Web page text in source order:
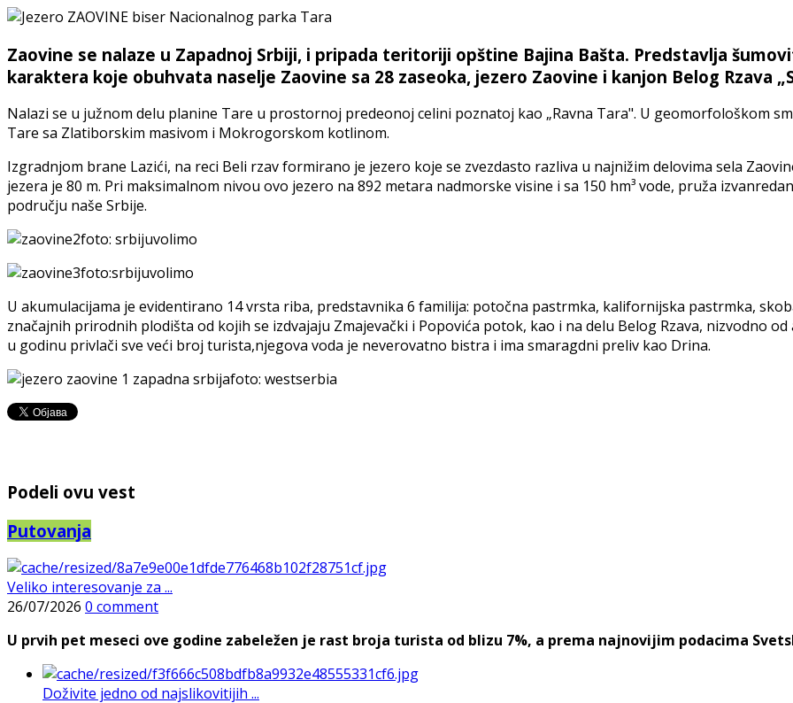
Zaovine se nalaze u Zapadnoj Srbiji, i pripada teritoriji opštine Bajina Bašta. Predstavlja
karaktera koje obuhvata naselje Zaovine sa 28 zaseoka, jezero Zaovine i kanjon Belog Rzava
Nalazi se u južnom delu planine Tare u prostornoj predeonoj celini poznatoj kao „Ravna Tara". U geomorfološkom
Tare sa Zlatiborskim masivom i Mokrogorskom kotlinom.
Izgradnjom brane Lazići, na reci Beli rzav formirano je jezero koje se zvezdasto razliva u najnižim delovima sela
jezera je 80 m. Pri maksimalnom nivou ovo jezero na 892 metara nadmorske visine i sa 150 hm³ vode, pruža
području naše Srbije.
foto: srbijuvolimo
foto:srbijuvolimo
U akumulacijama je evidentirano 14 vrsta riba, predstavnika 6 familija: potočna pastrmka, kalifornijska pastrmka,
značajnih prirodnih plodišta od kojih se izdvajaju Zmajevački i Popovića potok, kao i na delu Belog Rzava, nizvodno
u godinu privlači sve veći broj turista,njegova voda je neverovatno bistra i ima smaragdni preliv kao Drina.
foto: westserbia
Podeli ovu vest
Putovanja
Veliko interesovanje za ...
26/07/2026 0 comment
U prvih pet meseci ove godine zabeležen je rast broja turista od blizu 7%, a prema najnovijim podacima
Doživite jedno od najslikovitijih ...